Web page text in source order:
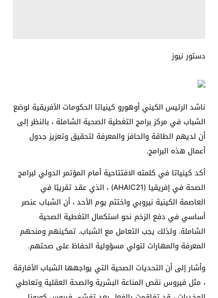
دستور نيوز
ناشد الرئيس الكيني أوهورو كينياتا الحكومات الأفريقية لوضع
الشباب في مركز برامج التغطية الصحية الشاملة ، بالنظر إلى
أن لديهم الطاقة والحافز والمعرفة لتحقيق وتعزيز جدول
أعمال هذه البرامج.
أكد كينياتا في كلمته الافتتاحية أمام المؤتمر الدولي لبرامج
الصحة في إفريقيا (AHAIC21) ، الذي عقد تقريبًا في
العاصمة الكينية نيروبي واختتم يوم الأحد ، أن الشباب عنصر
أساسي في دفع الزخم نحو استكمال التغطية الصحية
الشاملة. ولذلك يجب التعامل مع الشباب. تمكينهم ومنحهم
المعرفة والمهارات لتولي مسؤولية الحفاظ على صحتهم.
وأشار إلى أن التحديات الصحية التي يواجهها الشباب الأفارقة
، مثل فيروس نقص المناعة البشرية والصحة العقلية وتعاطي